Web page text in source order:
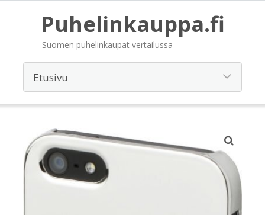
Puhelinkauppa.fi
Suomen puhelinkaupat vertailussa